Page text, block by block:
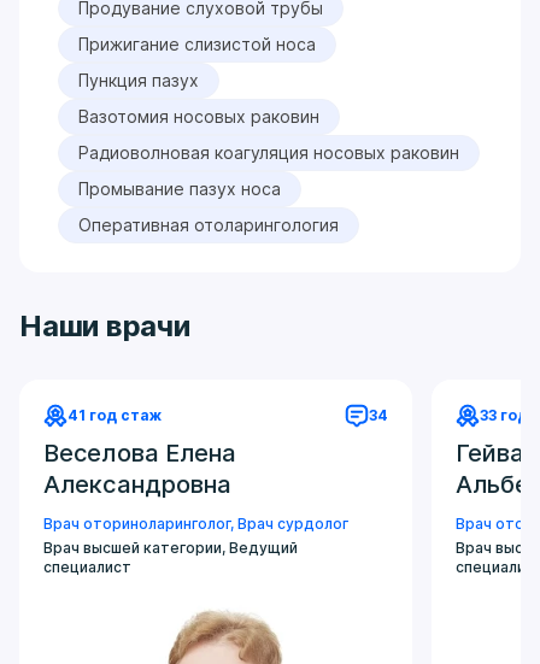
Продувание слуховой трубы
Прижигание слизистой носа
Пункция пазух
Вазотомия носовых раковин
Радиоволновая коагуляция носовых раковин
Промывание пазух носа
Оперативная отоларингология
Наши врачи
41 год стаж 34
Веселова Елена
Александровна
Врач оториноларинголог, Врач сурдолог
Врач высшей категории, Ведущий
специалист
33
Врач
Врач